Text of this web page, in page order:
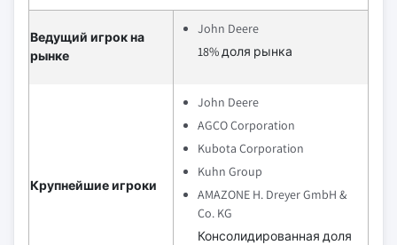
Ведущий игрок на
рынке
John Deere
18% доля рынка
Крупнейшие игроки
John Deere
AGCO Corporation
Kubota Corporation
Kuhn Group
AMAZONE H. Dreyer GmbH &
Co. KG
Консолидированная доля